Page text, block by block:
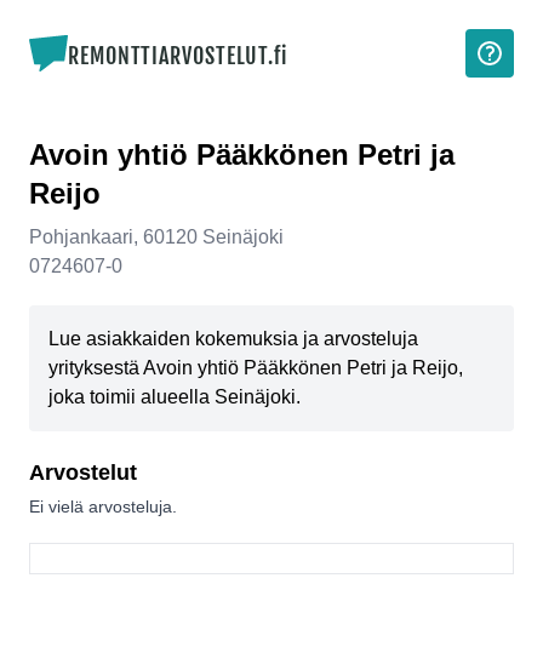
REMONTTIARVOSTELUT.fi
Avoin yhtiö Pääkkönen Petri ja
Reijo
Pohjankaari, 60120 Seinäjoki
0724607-0
Lue asiakkaiden kokemuksia ja arvosteluja
yrityksestä Avoin yhtiö Pääkkönen Petri ja Reijo,
joka toimii alueella Seinäjoki.
Arvostelut
Ei vielä arvosteluja.